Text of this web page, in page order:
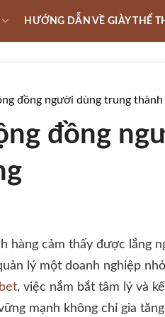
HƯỚNG DẪN VỀ GIÀY THỂ
đồng người dùng trung thành
đồng
hàng cảm thấy được lắng
lý một doanh nghiệp
, việc nắm bắt tâm lý và
mạnh không chỉ gia